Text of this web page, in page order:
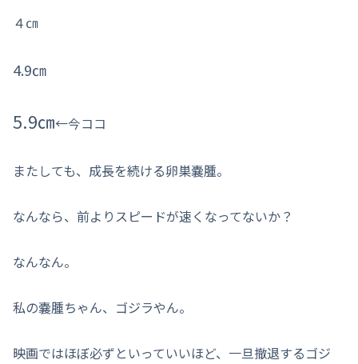
４㎝
4.9㎝
5.9㎝←今ココ
またしても、成長を続ける卵巣嚢腫。
なんなら、前よりスピードが速くなってないか？
なんなん。
私の嚢腫ちゃん、ゴジラやん。
映画ではほぼ必ずといっていいほど、一旦撤退するゴジ